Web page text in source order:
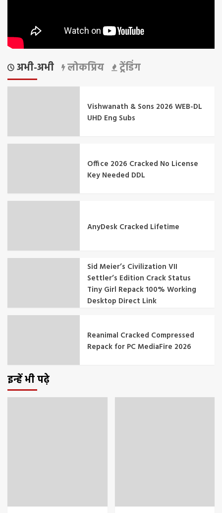
अभी-अभी लोकप्रिय ट्रेंडिंग
Vishwanath & Sons 2026 WEB-DL
UHD Eng Subs
Office 2026 Cracked No License
Key Needed DDL
AnyDesk Cracked Lifetime
Sid Meier’s Civilization VII
Settler’s Edition Crack Status
Tiny Girl Repack 100% Working
Desktop Direct Link
Reanimal Cracked Compressed
Repack for PC MediaFire 2026
इन्हें भी पढ़े